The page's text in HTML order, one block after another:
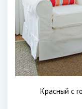
Красный с